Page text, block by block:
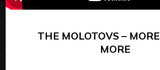
THE MOLOTOVS –
MORE